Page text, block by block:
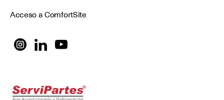
Acceso a ComfortSite